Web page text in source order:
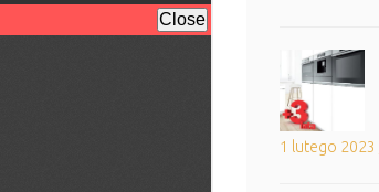
1 lutego 2023